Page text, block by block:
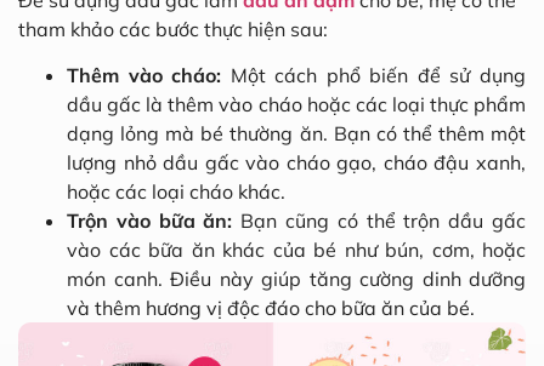
tham khảo các bước thực hiện sau:
Thêm vào cháo: Một cách phổ biến để sử dụng
dầu gấc là thêm vào cháo hoặc các loại thực phẩm
dạng lỏng mà bé thường ăn. Bạn có thể thêm một
lượng nhỏ dầu gấc vào cháo gạo, cháo đậu xanh,
hoặc các loại cháo khác.
Trộn vào bữa ăn: Bạn cũng có thể trộn dầu gấc
vào các bữa ăn khác của bé như bún, cơm, hoặc
món canh. Điều này giúp tăng cường dinh dưỡng
và thêm hương vị độc đáo cho bữa ăn của bé.